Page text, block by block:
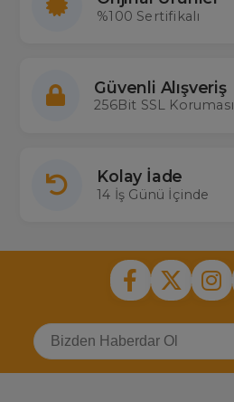
%100 Sertifikalı
Güvenli Alışveriş
256Bit SSL Koruması
Kolay İade
14 İş Günü İçinde